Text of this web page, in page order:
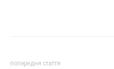
попередня стаття